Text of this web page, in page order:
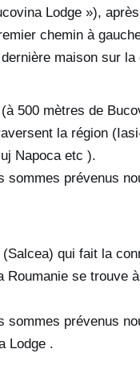
Lodge »),
chemin à
maison sur la
500 mètres de
la région
Napoca etc ).
sommes prévenus
(Salcea) qui fait la
Roumanie se trouve
sommes prévenus
Lodge .